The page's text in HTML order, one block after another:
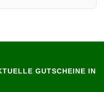
GUTSCHEINE IN